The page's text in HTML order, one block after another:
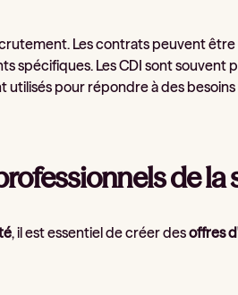
Les contrats peuvent être
spécifiques. Les CDI sont
utilisés pour répondre à des
de la
, il est essentiel de créer desoffres